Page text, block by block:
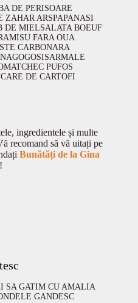
DE PERISOARE
ZAHAR ARSPAPANASI
DE MIELSALATA BOEUF
FARA OUA
CARBONARA
GOGOSISARMALE
CHEC PUFOS
DE CARTOFI
ingredientele și multe
recomand să vă uitați pe
Bunătăți de la Gina
!
SA GATIM CU AMALIA
GANDESC